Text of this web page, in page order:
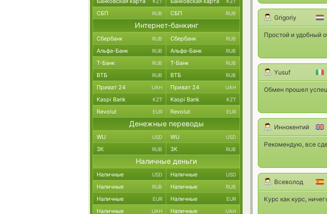
Grigoriy
Простой и удобный
Yusuf
Обмен прошел
Иннокентий
Рекомендую, все
Всеволод
Курс как курс,
СБП RUB СБП RUB
Интернет-банкинг
Сбербанк RUB Сбербанк RUB
Альфа-Банк RUB Альфа-Банк RUB
Т-Банк RUB Т-Банк RUB
ВТБ RUB ВТБ RUB
Приват 24 UAH Приват 24 UAH
Kaspi Bank KZT Kaspi Bank KZT
Revolut EUR Revolut EUR
Денежные переводы
WU USD WU USD
ЗК RUB ЗК RUB
Наличные деньги
Наличные USD Наличные USD
Наличные RUB Наличные RUB
Наличные EUR Наличные EUR
Наличные UAH Наличные UAH